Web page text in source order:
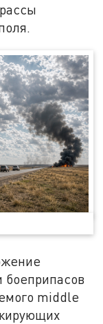
middle